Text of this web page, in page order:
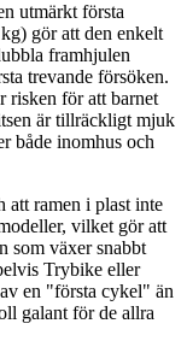
utmärkt första
gör att den enkelt
framhjulen
trevande försöken.
risken för att barnet
är tillräckligt mjuk
både inomhus och
att ramen i plast inte
vilket gör att
som växer snabbt
Trybike eller
en "första cykel" än
galant för de allra